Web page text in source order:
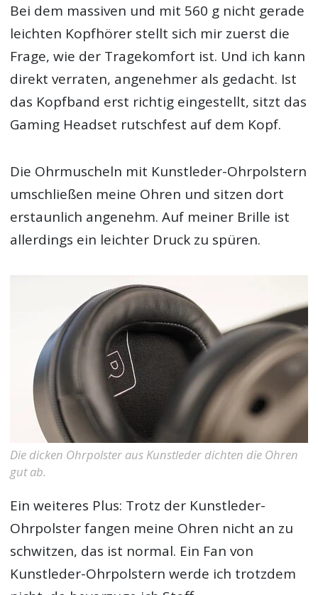
Bei dem massiven und mit 560 g nicht gerade
leichten Kopfhörer stellt sich mir zuerst die
Frage, wie der Tragekomfort ist. Und ich kann
direkt verraten, angenehmer als gedacht. Ist
das Kopfband erst richtig eingestellt, sitzt das
Gaming Headset rutschfest auf dem Kopf.
Die Ohrmuscheln mit Kunstleder-Ohrpolstern
umschließen meine Ohren und sitzen dort
erstaunlich angenehm. Auf meiner Brille ist
allerdings ein leichter Druck zu spüren.
Die dicken Ohrpolster aus Kunstleder dichten die Ohren
gut ab.
Ein weiteres Plus: Trotz der Kunstleder-
Ohrpolster fangen meine Ohren nicht an zu
schwitzen, das ist normal. Ein Fan von
Kunstleder-Ohrpolstern werde ich trotzdem